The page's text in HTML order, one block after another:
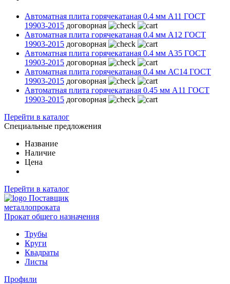
Автоматная плита горячекатаная 0.4 мм А11 ГОСТ
19903-2015 договорная
Автоматная плита горячекатаная 0.4 мм А12 ГОСТ
19903-2015 договорная
Автоматная плита горячекатаная 0.4 мм А35 ГОСТ
19903-2015 договорная
Автоматная плита горячекатаная 0.4 мм АС14 ГОСТ
19903-2015 договорная
Автоматная плита горячекатаная 0.45 мм А11 ГОСТ
19903-2015 договорная
Перейти в каталог
Специальные предложения
Название
Наличие
Цена
Перейти в каталог
Поставщик
металлопроката
Прокат общего назначения
Трубы
Круги
Квадраты
Листы
Профили